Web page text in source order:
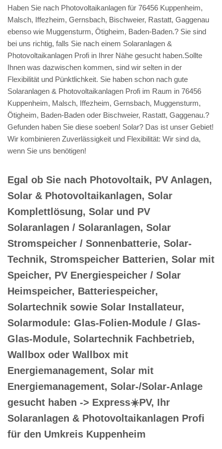
Haben Sie nach Photovoltaikanlagen für 76456 Kuppenheim,
Malsch, Iffezheim, Gernsbach, Bischweier, Rastatt, Gaggenau
ebenso wie Muggensturm, Ötigheim, Baden-Baden.? Sie sind
bei uns richtig, falls Sie nach einem Solaranlagen &
Photovoltaikanlagen Profi in Ihrer Nähe gesucht haben.Sollte
Ihnen was dazwischen kommen, sind wir selten in der
Flexibilität und Pünktlichkeit. Sie haben schon nach gute
Solaranlagen & Photovoltaikanlagen Profi im Raum in 76456
Kuppenheim, Malsch, Iffezheim, Gernsbach, Muggensturm,
Ötigheim, Baden-Baden oder Bischweier, Rastatt, Gaggenau.?
Gefunden haben Sie diese soeben! Solar? Das ist unser Gebiet!
Wir kombinieren Zuverlässigkeit und Flexibilität: Wir sind da,
wenn Sie uns benötigen!
Egal ob Sie nach Photovoltaik, PV Anlagen,
Solar & Photovoltaikanlagen, Solar
Komplettlösung, Solar und PV
Solaranlagen / Solaranlagen, Solar
Stromspeicher / Sonnenbatterie, Solar-
Technik, Stromspeicher Batterien, Solar mit
Speicher, PV Energiespeicher / Solar
Heimspeicher, Batteriespeicher,
Solartechnik sowie Solar Installateur,
Solarmodule: Glas-Folien-Module / Glas-
Glas-Module, Solartechnik Fachbetrieb,
Wallbox oder Wallbox mit
Energiemanagement, Solar mit
Energiemanagement, Solar-/Solar-Anlage
gesucht haben -> Express☀️PV️, Ihr
Solaranlagen & Photovoltaikanlagen Profi
für den Umkreis Kuppenheim